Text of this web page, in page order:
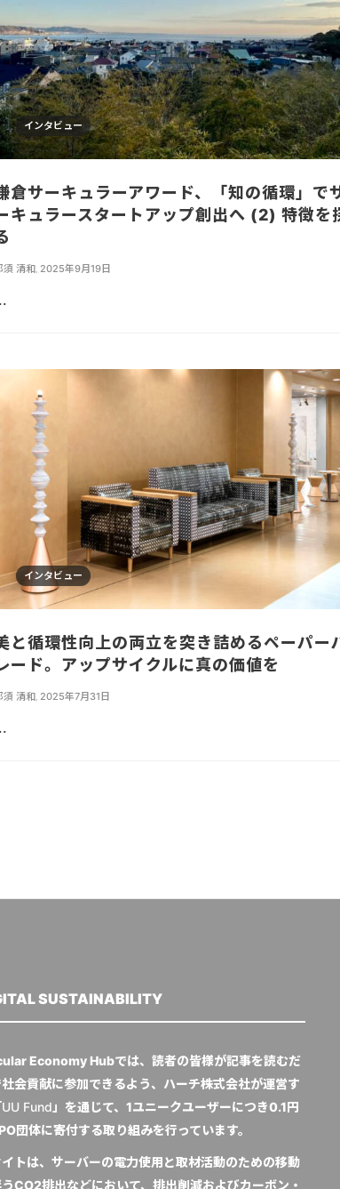
インタビュー
倉サーキュラーアワード、「知の循環」で
キュラースタートアップ創出へ (2) 特徴を
須 清和 2025年9月19日
インタビュー
と循環性向上の両立を突き詰めるペーパー
ード。アップサイクルに真の価値を
須 清和 2025年7月31日
SUSTAINABILITY
Economy Hubでは、読者の皆様が記事を読むだ
会貢献に参加できるよう、ハーチ株式会社が運営す
UU Fund 」を通じて、1ユニークユーザーにつき0.1円
団体に寄付する取り組みを行っています。
トは、サーバーの電力使用と取材活動のための移動
CO2排出などにおいて、排出削減およびカーボン・